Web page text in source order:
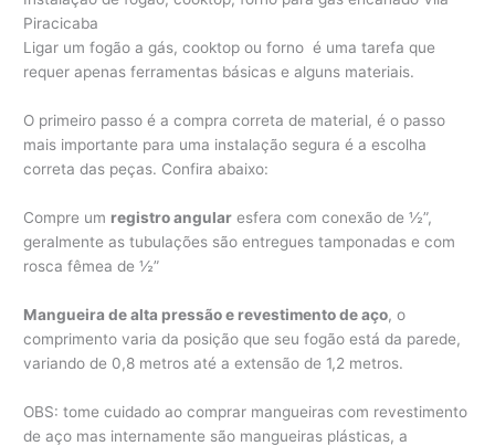
Piracicaba
Ligar um fogão a gás, cooktop ou forno é uma tarefa que
requer apenas ferramentas básicas e alguns materiais.
O primeiro passo é a compra correta de material, é o passo
mais importante para uma instalação segura é a escolha
correta das peças. Confira abaixo:
Compre um registro angular esfera com conexão de ½”,
geralmente as tubulações são entregues tamponadas e com
rosca fêmea de ½”
Mangueira de alta pressão e revestimento de aço, o
comprimento varia da posição que seu fogão está da parede,
variando de 0,8 metros até a extensão de 1,2 metros.
OBS: tome cuidado ao comprar mangueiras com revestimento
de aço mas internamente são mangueiras plásticas, a